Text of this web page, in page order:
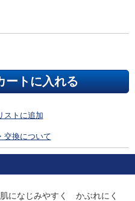
ストに追加
交換について
になじみやすく かぶれにく